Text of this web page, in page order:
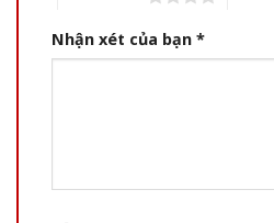
Nhận xét của bạn *